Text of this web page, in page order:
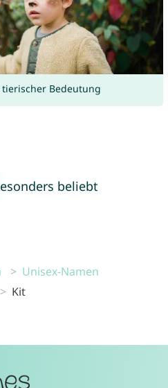
Bedeutung
beliebt
Unisex-Namen
Kit